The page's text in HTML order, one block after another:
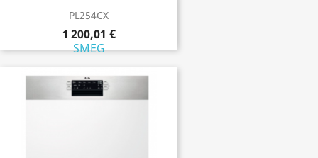
PL254CX
1 200,01 €
SMEG